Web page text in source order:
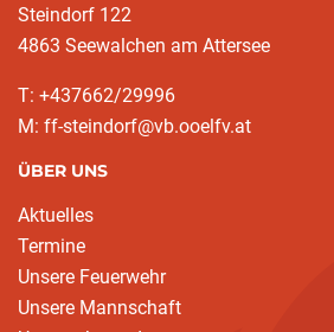
Steindorf 122
4863 Seewalchen am Attersee
T: +437662/29996
M: ff-steindorf@vb.ooelfv.at
ÜBER UNS
Aktuelles
Termine
Unsere Feuerwehr
Unsere Mannschaft